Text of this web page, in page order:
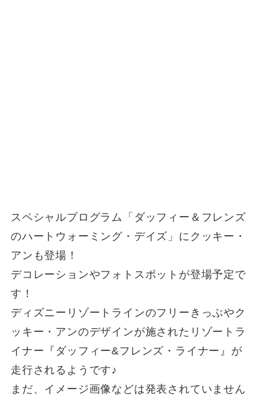
スペシャルプログラム「ダッフィー＆フレンズ
のハートウォーミング・デイズ」にクッキー・
アンも登場！
デコレーションやフォトスポットが登場予定で
す！
ディズニーリゾートラインのフリーきっぷやク
ッキー・アンのデザインが施されたリゾートラ
イナー『ダッフィー&フレンズ・ライナー』が
走行されるようです♪
まだ、イメージ画像などは発表されていません